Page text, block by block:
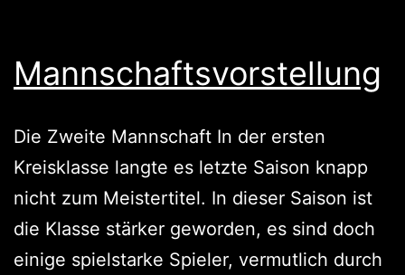
Mannschaftsvorstellung
Die Zweite Mannschaft In der ersten
Kreisklasse langte es letzte Saison knapp
nicht zum Meistertitel. In dieser Saison ist
die Klasse stärker geworden, es sind doch
einige spielstarke Spieler, vermutlich durch